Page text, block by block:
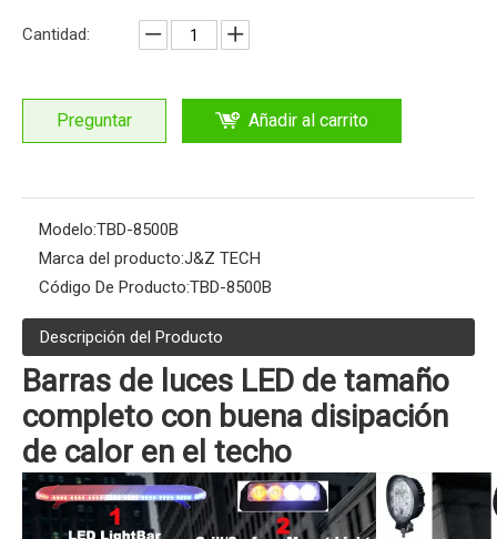
Cantidad:
Preguntar Añadir al carrito
Modelo:TBD-8500B
Marca del producto:J&Z TECH
Código De Producto:TBD-8500B
Descripción del Producto
Barras de luces LED de tamaño
completo con buena disipación
de calor en el techo